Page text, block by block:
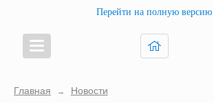
Перейти на полную версию
Главная → Новости